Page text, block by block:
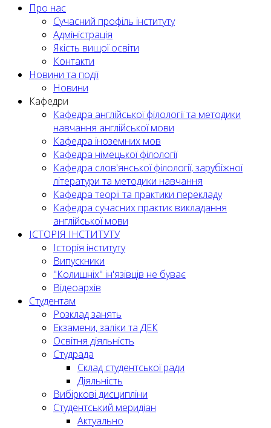
Про нас
Сучасний профіль інституту
Адміністрація
Якість вищої освіти
Контакти
Новини та події
Новини
Кафедри
Кафедра англійської філології та методики
навчання англійської мови
Кафедра іноземних мов
Кафедра німецької філології
Кафедра слов'янської філології, зарубіжної
літератури та методики навчання
Кафедра теорії та практики перекладу
Кафедра сучасних практик викладання
англійської мови
ІСТОРІЯ ІНСТИТУТУ
Історія інституту
Випускники
"Колишніх" ін'язівців не буває
Відеоархів
Студентам
Розклад занять
Екзамени, заліки та ДЕК
Освітня діяльність
Студрада
Склад студентської ради
Діяльність
Вибіркові дисципліни
Студентський меридіан
Актуально